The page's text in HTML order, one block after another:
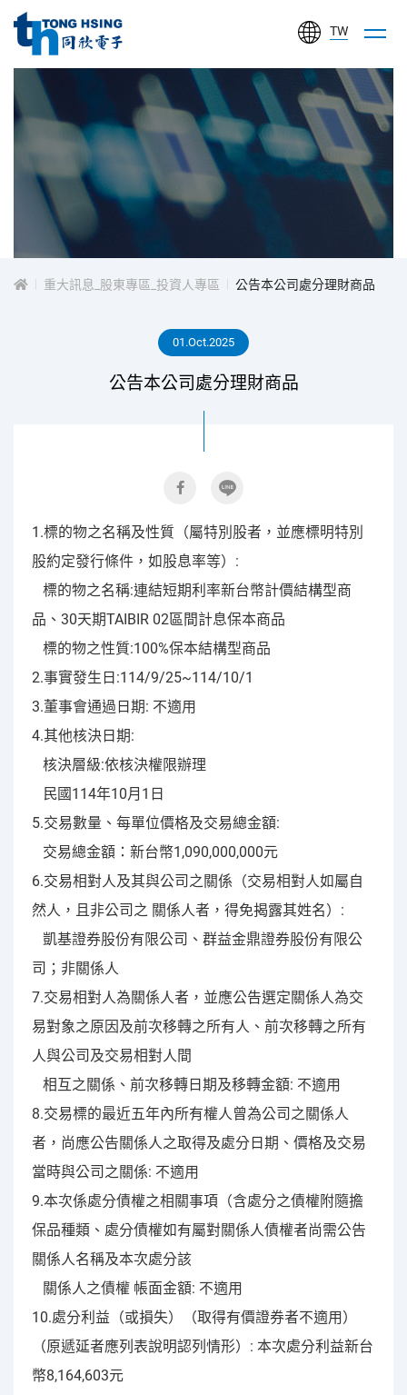
同
欣
電
子
工
份
有
TW
投
人
專
重大訊息_股東專區_投資人專區 公告本公司處分理財商品
01.Oct.2025
公告本公司處分理財商品
1.標的物之名稱及性質（屬特別股者，並應標明特別
股約定發行條件，如股息率等）:
標的物之名稱:連結短期利率新台幣計價結構型商
品、30天期TAIBIR 02區間計息保本商品
標的物之性質:100%保本結構型商品
2.事實發生日:114/9/25~114/10/1
3.董事會通過日期: 不適用
4.其他核決日期:
核決層級:依核決權限辦理
民國114年10月1日
5.交易數量、每單位價格及交易總金額:
交易總金額：新台幣1,090,000,000元
6.交易相對人及其與公司之關係（交易相對人如屬自
然人，且非公司之 關係人者，得免揭露其姓名）:
凱基證券股份有限公司、群益金鼎證券股份有限公
司；非關係人
7.交易相對人為關係人者，並應公告選定關係人為交
易對象之原因及前次移轉之所有人、前次移轉之所有
人與公司及交易相對人間
相互之關係、前次移轉日期及移轉金額: 不適用
8.交易標的最近五年內所有權人曾為公司之關係人
者，尚應公告關係人之取得及處分日期、價格及交易
當時與公司之關係: 不適用
9.本次係處分債權之相關事項（含處分之債權附隨擔
保品種類、處分債權如有屬對關係人債權者尚需公告
關係人名稱及本次處分該
關係人之債權 帳面金額: 不適用
10.處分利益（或損失）（取得有價證券者不適用）
（原遞延者應列表說明認列情形）: 本次處分利益新台
幣8,164,603元